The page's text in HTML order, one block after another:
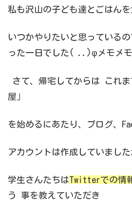
私も沢山の子ども達とごはん
いつかやりたいと思っている
った一日でした( ..)φメモメモ
さて、帰宅してからは これ
屋」
を始めるにあたり、ブログ、
アカウントは作成していました
学生さんたちはTwitterでの情
う 事を教えていただき